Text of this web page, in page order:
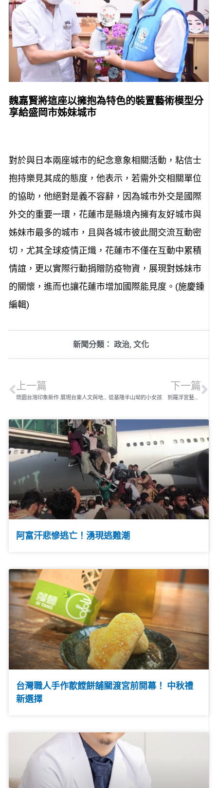
魏嘉賢將這座以擁抱為特色的裝置藝術模型分
享給盛岡市姊妹城市
對於與日本兩座城市的紀念意象相關活動，粘信士
抱持樂見其成的態度，他表示，若需外交相關單位
的協助，他絕對是義不容辭，因為城市外交是國際
外交的重要一環，花蓮市是縣境內擁有友好城市與
姊妹市最多的城市，且與各城市彼此間交流互動密
切，尤其全球疫情正熾，花蓮市不僅在互動中累積
情誼，更以實際行動捐贈防疫物資，展現對姊妹市
的關懷，進而也讓花蓮市增加國際能見度。(施慶鍾
編輯)
新聞分類： 政治, 文化
上一篇
琉園台灣印象新作 展現台東人文與地景之美
下一篇
從基隆半山坳的小女孩 到羅浮宮藝術最高殿堂
阿富汗悲慘逃亡！湧現逃難潮
台灣職人手作歖饄餅舖關渡宮前開幕！ 中秋禮
新選擇